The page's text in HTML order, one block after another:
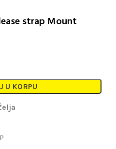
strap Mount
U KORPU